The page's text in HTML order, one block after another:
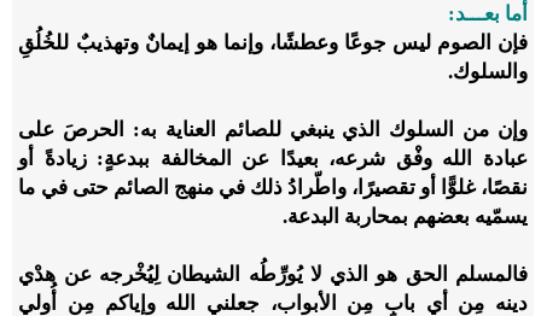
أما بعـــد:
فإن الصوم ليس جوعًا وعطشًا، وإنما هو إيمانٌ وتهذيبٌ للخُلُقِ
والسلوك.
وإن من السلوك الذي ينبغي للصائم العناية به: الحرصَ على
عبادة الله وفْق شرعه، بعيدًا عن المخالفة ببدعةٍ: زيادةً أو
نقصًا، غلوًّا أو تقصيرًا، واطّرادُ ذلك في منهج الصائم حتى في ما
يسمّيه بعضهم بمحاربة البدعة.
فالمسلم الحق هو الذي لا يُورِّطُه الشيطان لِيُخْرجه عن هدْي
دينه مِن أي بابٍ مِن الأبواب، جعلني الله وإياكم مِن أُولي